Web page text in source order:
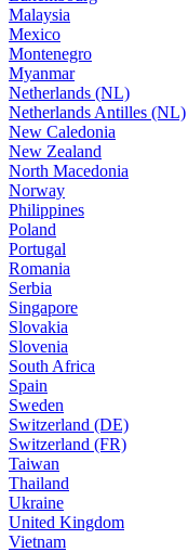
Malaysia
Mexico
Montenegro
Myanmar
Netherlands (NL)
Netherlands Antilles (NL)
New Caledonia
New Zealand
North Macedonia
Norway
Philippines
Poland
Portugal
Romania
Serbia
Singapore
Slovakia
Slovenia
South Africa
Spain
Sweden
Switzerland (DE)
Switzerland (FR)
Taiwan
Thailand
Ukraine
United Kingdom
Vietnam